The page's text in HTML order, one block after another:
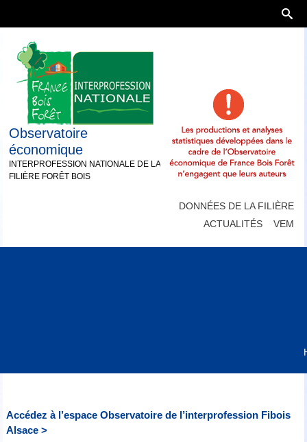
Observatoire
économique
INTERPROFESSION NATIONALE DE LA
FILIÈRE FORÊT BOIS
DONNÉES DE LA FILIÈRE
ACTUALITÉS
VEM
Accédez à l’espace Observatoire de l’interprofession Fibois
Alsace >